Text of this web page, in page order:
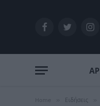
FacebookTwitter
Home Ειδήσεις